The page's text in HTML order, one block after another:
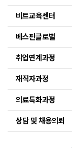
비트교육센터
베스핀글로벌
취업연계과정
재직자과정
의료특화과정
상담 및 채용의뢰